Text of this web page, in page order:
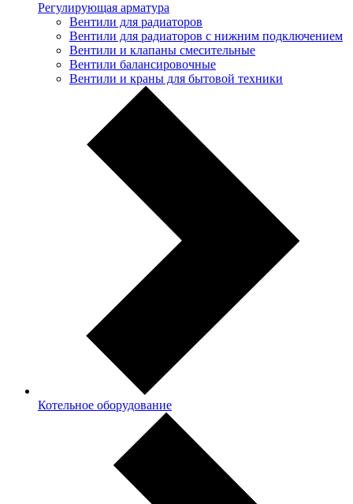
Регулирующая арматура
Вентили для радиаторов
Вентили для радиаторов с нижним подключением
Вентили и клапаны смесительные
Вентили балансировочные
Вентили и краны для бытовой техники
Котельное оборудование